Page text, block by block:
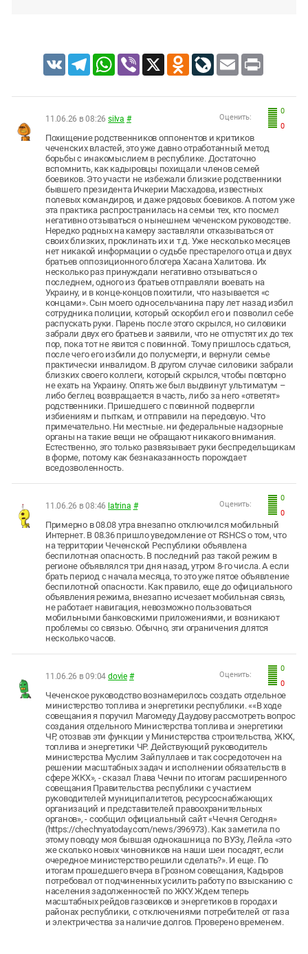
VK TelegramWhatsApp
Viber X Odnoklassniki
LiveJournal
Email Print
0
0
Оценить:
11.06.26 в 08:26 silva #
Похищение родственников оппонентов и критиков
чеченских властей, это уже давно отработанный метод
борьбы с инакомыслием в республике. Достаточно
вспомнить, как кадыровцы похищали членов семей
боевиков. Это участи не избежали близкие родственники
бывшего президента Ичкерии Масхадова, известных
полевых командиров, и даже рядовых боевиков. А потом уже
эта практика распространилась на семьи тех, кто посмел
негативно отзываться о нынешнем чеченском руководстве.
Нередко родных на камеру заставляли отказываться от
своих близких, проклинать их и т.д. Уже несколько месяцев
нет никакой информации о судьбе престарелого отца и двух
братьев оппозиционного блогера Хасана Халитова. Их
несколько раз принуждали негативно отзываться о
последнем, одного из братьев отправляли воевать на
Украину, и в конце-концов похитили, что называется «с
концами». Сын моего односельчанина пару лет назад избил
сотрудника полиции, который оскорбил его и позволил себе
распускать руки. Парень после этого скрылся, но силовики
забрали двух его братьев и заявили, что не отпустят их до тех
пор, пока тот не явится с повинной. Тому пришлось сдаться,
после чего его избили до полусмерти, и вернули семье
практически инвалидом. В другом случае силовики забрали
близких своего коллеги, который скрылся, чтобы повторно
не ехать на Украину. Опять же был выдвинут ультиматум –
либо беглец возвращается в часть, либо за него «ответят»
родственники. Пришедшего с повинной подвергли
избиениям и пыткам, и отправили на передовую. Что
примечательно. Ни местные. ни федеральные надзорные
органы на такие вещи не обращают никакого внимания.
Естественно, это только развязывает руки беспредельщикам
в форме, потому как безнаказанность порождает
вседозволенность.
0
0
Оценить:
11.06.26 в 08:46 latrina #
Примерно в 08.08 утра внезапно отключился мобильный
Интернет. В 08.36 пришло уведомление от RSHCS о том, что
на территории Чеченской Республики объявлена
беспилотная опасность. В последний раз такой режим в
регионе объявлялся три дня назад, утром 8-го числа. А если
брать период с начала месяца, то это уже пятое объявление
беспилотной опасности. Как правило, еще до официального
объявления режима, внезапно исчезает мобильная связь,
не работает навигация, невозможно пользоваться
мобильными банковскими приложениями, и возникают
проблемы со связью. Обычно, эти ограничения длятся
несколько часов.
0
0
Оценить:
11.06.26 в 09:04 dovie #
Чеченское руководство вознамерилось создать отдельное
министерство топлива и энергетики республики. ««В ходе
совещания я поручил Магомеду Даудову рассмотреть вопрос
создания отдельного Министерства топлива и энергетики
ЧР, отозвав эти функции у Министерства строительства, ЖКХ,
топлива и энергетики ЧР. Действующий руководитель
министерства Муслим Зайпуллаев и так сосредоточен на
решении масштабных задач и исполнении обязательств в
сфере ЖКХ», - сказал Глава Чечни по итогам расширенного
совещания Правительства республики с участием
руководителей муниципалитетов, ресурсоснабжающих
организаций и представителей правоохранительных
органов», - сообщил официальный сайт «Чечня Сегодня»
(https://chechnyatoday.com/news/396973). Как заметила по
этому поводу моя бывшая однокашница по ВУЗу, Лейла «это
же сколько новых чиновников на наши шеи посадят, если
очередное министерство решили сделать?». И еще. По
итогам прошедшего вчера в Грозном совещания, Кадыров
потребовал от подчиненных усилить работу по взысканию с
населения задолженностей по ЖКУ. Ждем теперь
масштабных рейдов газовиков и энергетиков в городах и
районах республики, с отключениями потребителей от газа
и электричества за наличие долгов. Проверено временем.